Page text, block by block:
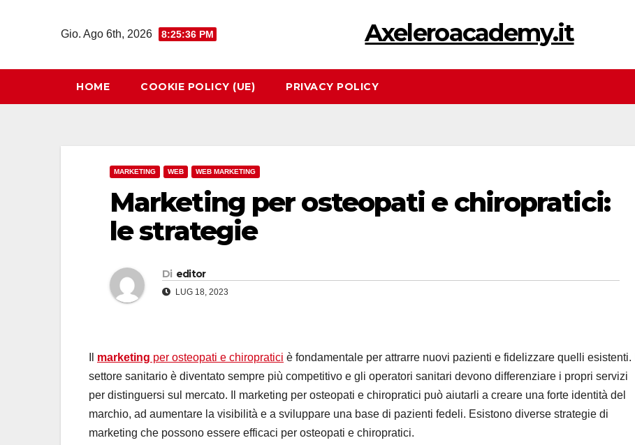
Gio. Ago 6th, 2026 8:25:36 PM Axeleroacademy.it
HOME COOKIE POLICY (UE) PRIVACY POLICY
MARKETING WEB WEB MARKETING
Marketing per osteopati e chiropratici:
le strategie
Di editor
LUG 18, 2023
marketing per osteopati e chiropratici è fondamentale per attrarre nuovi pazienti e fidelizzare quelli esistenti. Il
settore sanitario è diventato sempre più competitivo e gli operatori sanitari devono differenziare i propri servizi
per distinguersi sul mercato. Il marketing per osteopati e chiropratici può aiutarli a creare una forte identità del
marchio, ad aumentare la visibilità e a sviluppare una base di pazienti fedeli. Esistono diverse strategie di
marketing che possono essere efficaci per osteopati e chiropratici.